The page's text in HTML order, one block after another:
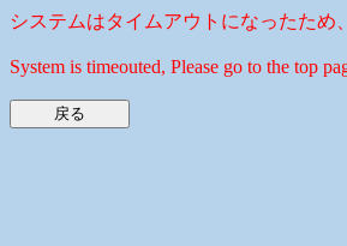
システムはタイムアウトになったため
System is timeouted, Please go to the top